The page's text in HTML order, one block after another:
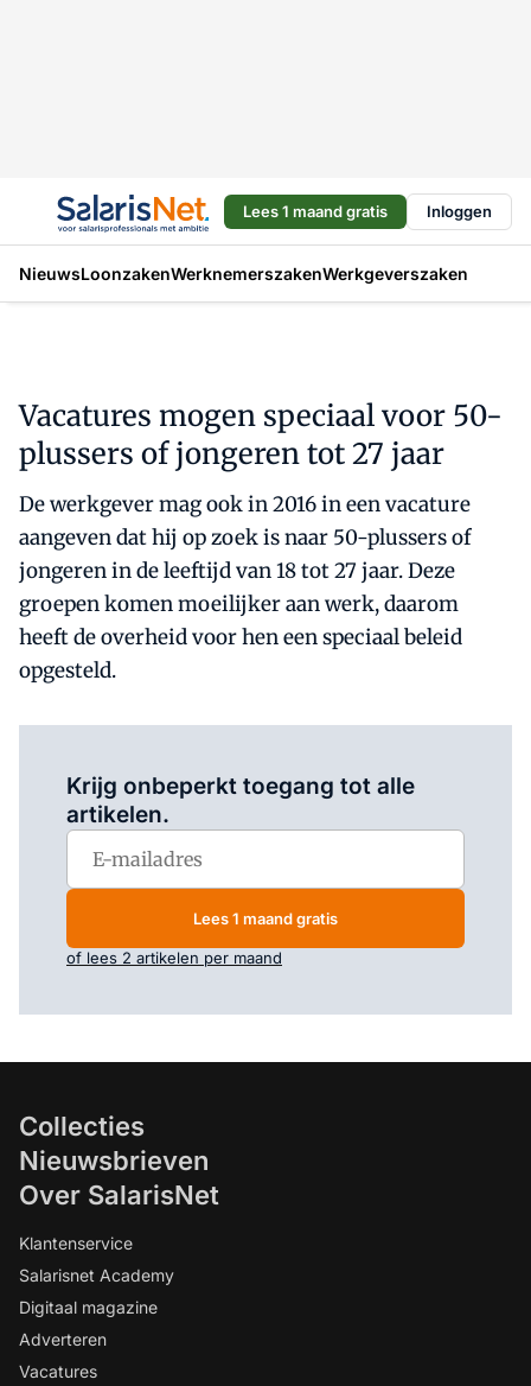
Lees 1 maand gratis Inloggen
NieuwsLoonzakenWerknemerszakenWerkgeverszaken
Vacatures mogen speciaal voor 50-
plussers of jongeren tot 27 jaar
De werkgever mag ook in 2016 in een vacature
aangeven dat hij op zoek is naar 50-plussers of
jongeren in de leeftijd van 18 tot 27 jaar. Deze
groepen komen moeilijker aan werk, daarom
heeft de overheid voor hen een speciaal beleid
opgesteld.
Krijg onbeperkt toegang tot alle
artikelen.
Lees 1 maand gratis
of lees 2 artikelen per maand
Collecties
Nieuwsbrieven
Over SalarisNet
Klantenservice
Salarisnet Academy
Digitaal magazine
Adverteren
Vacatures